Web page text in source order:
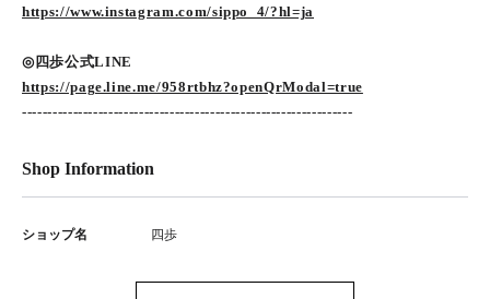
https://www.instagram.com/sippo_4/?hl=ja
◎四歩公式LINE
https://page.line.me/958rtbhz?openQrModal=true
-----------------------------------------------------------------
Shop Information
ショップ名 四歩